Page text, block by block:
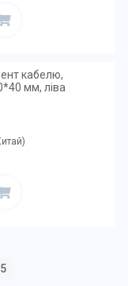
кабелю,
мм, ліва
5